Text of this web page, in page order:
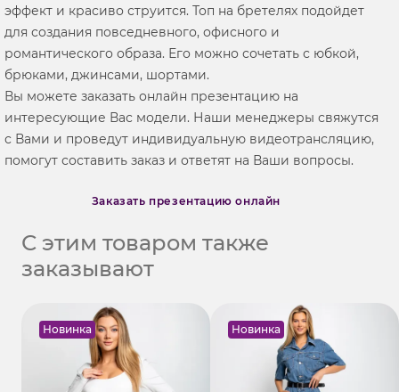
эффект и красиво струится. Топ на бретелях подойдет
для создания повседневного, офисного и
романтического образа. Его можно сочетать с юбкой,
брюками, джинсами, шортами.
Вы можете заказать онлайн презентацию на
интересующие Вас модели. Наши менеджеры свяжутся
с Вами и проведут индивидуальную видеотрансляцию,
помогут составить заказ и ответят на Ваши вопросы.
Заказать презентацию онлайн
С этим товаром также
заказывают
Новинка Новинка